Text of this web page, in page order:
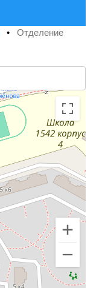
• Отделение